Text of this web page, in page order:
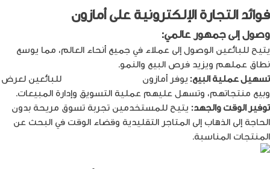
فوائد التجارة الإلكترونية على أمازون
وصول إلى جمهور عالمي:
يتيح للبائعين الوصول إلى عملاء في جميع أنحاء العالم، مما يوسع
نطاق عملهم ويزيد فرص البيع والنمو.
تسهيل عملية البيع: يوفر أمازون
للبائعين لعرض
وبيع منتجاتهم، وتسهل عليهم عملية التسويق وإدارة المبيعات.
توفير الوقت والجهد: يتيح للمستخدمين تجربة تسوق مريحة بدون
الحاجة إلى الذهاب إلى المتاجر التقليدية وقضاء الوقت في البحث عن
المنتجات المناسبة.